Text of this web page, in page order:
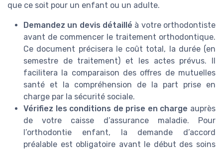
que ce soit pour un enfant ou un adulte.
Demandez un devis détaillé à votre orthodontiste
avant de commencer le traitement orthodontique.
Ce document précisera le coût total, la durée (en
semestre de traitement) et les actes prévus. Il
facilitera la comparaison des offres de mutuelles
santé et la compréhension de la part prise en
charge par la sécurité sociale.
Vérifiez les conditions de prise en charge auprès
de votre caisse d’assurance maladie. Pour
l’orthodontie enfant, la demande d’accord
préalable est obligatoire avant le début des soins